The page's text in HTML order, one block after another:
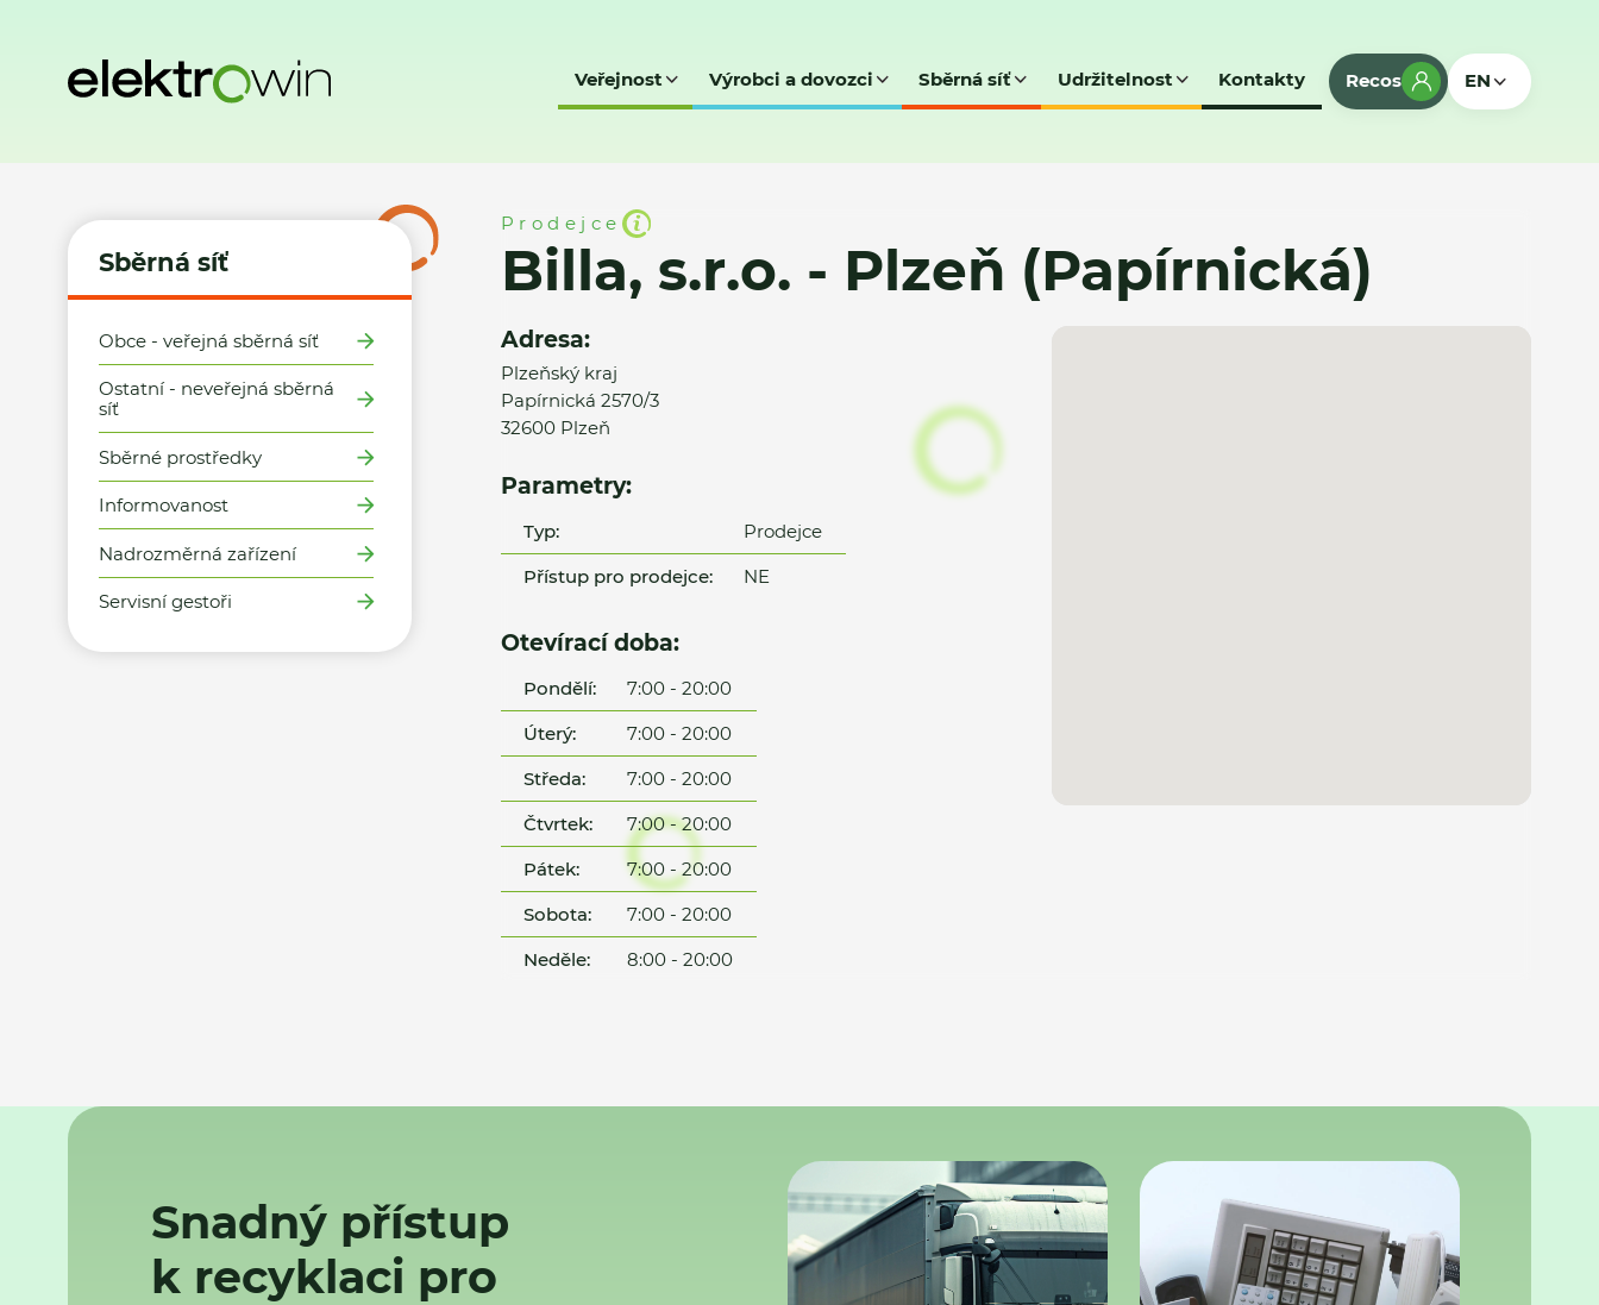
Veřejnost Výrobci a dovozci Sběrná síť Udržitelnost Kontakty Recos EN
Sběrná síť
Obce - veřejná sběrná síť
Ostatní - neveřejná sběrná
síť
Sběrné prostředky
Informovanost
Nadrozměrná zařízení
Servisní gestoři
Prodejce
Billa, s.r.o. - Plzeň (Papírnická)
Adresa:
Plzeňský kraj
Papírnická 2570/3
32600 Plzeň
Parametry:
Typ:
Prodejce
Přístup pro prodejce:
NE
Otevírací doba:
Pondělí:
7:00 - 20:00
Úterý:
7:00 - 20:00
Středa:
7:00 - 20:00
Čtvrtek:
7:00 - 20:00
Pátek:
7:00 - 20:00
Sobota:
7:00 - 20:00
Neděle:
8:00 - 20:00
Snadný přístup
k recyklaci pro